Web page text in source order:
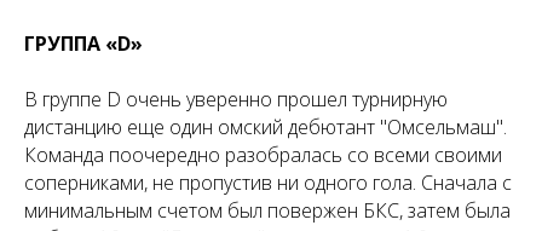
ГРУППА «D»
В группе D очень уверенно прошел турнирную
дистанцию еще один омский дебютант "Омсельмаш".
Команда поочередно разобралась со всеми своими
соперниками, не пропустив ни одного гола. Сначала с
минимальным счетом был повержен БКС, затем была